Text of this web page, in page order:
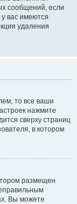
сообщений, если
вас имеются
удаления
то все ваши
нажмите
сверху страниц
в котором
размещен
Вы можете